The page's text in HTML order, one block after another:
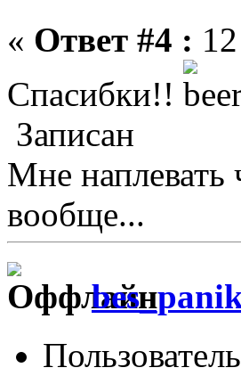
« Ответ #4 :
Спасибки!!
Записан
Мне
вообще...
Пользователь